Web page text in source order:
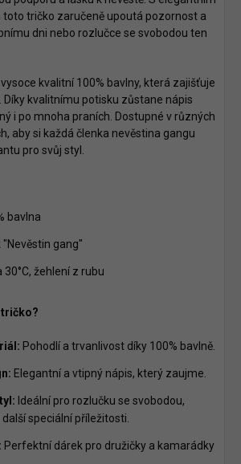
tričko zaručeně upoutá pozornost a
dni nebo rozlučce se svobodou ten
kvalitní 100% bavlny, která zajišťuje
Díky kvalitnímu potisku zůstane nápis
i po mnoha praních. Dostupné v různých
aby si každá členka nevěstina gangu
pro svůj styl.
bavlna
"Nevěstin gang"
30°C, žehlení z rubu
tričko?
Pohodlí a trvanlivost díky 100% bavlně.
Elegantní a vtipný nápis, který zaujme.
Ideální pro rozlučku se svobodou,
speciální příležitosti.
Perfektní dárek pro družičky a kamarádky